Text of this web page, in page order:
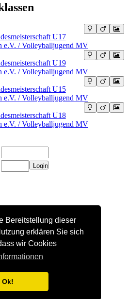
Bereitstellung dieser
erklären Sie sich
wir Cookies
Ok!
U17
e.V. / Volleyballjugend MV
U19
e.V. / Volleyballjugend MV
U15
e.V. / Volleyballjugend MV
U18
e.V. / Volleyballjugend MV